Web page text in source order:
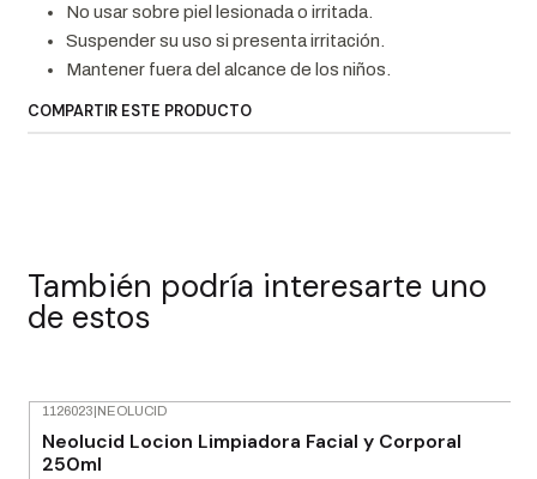
No usar sobre piel lesionada o irritada.
Suspender su uso si presenta irritación.
Mantener fuera del alcance de los niños.
COMPARTIR ESTE PRODUCTO
También podría interesarte uno
de estos
1126023|NEOLUCID
Neolucid Locion Limpiadora Facial y Corporal
250ml